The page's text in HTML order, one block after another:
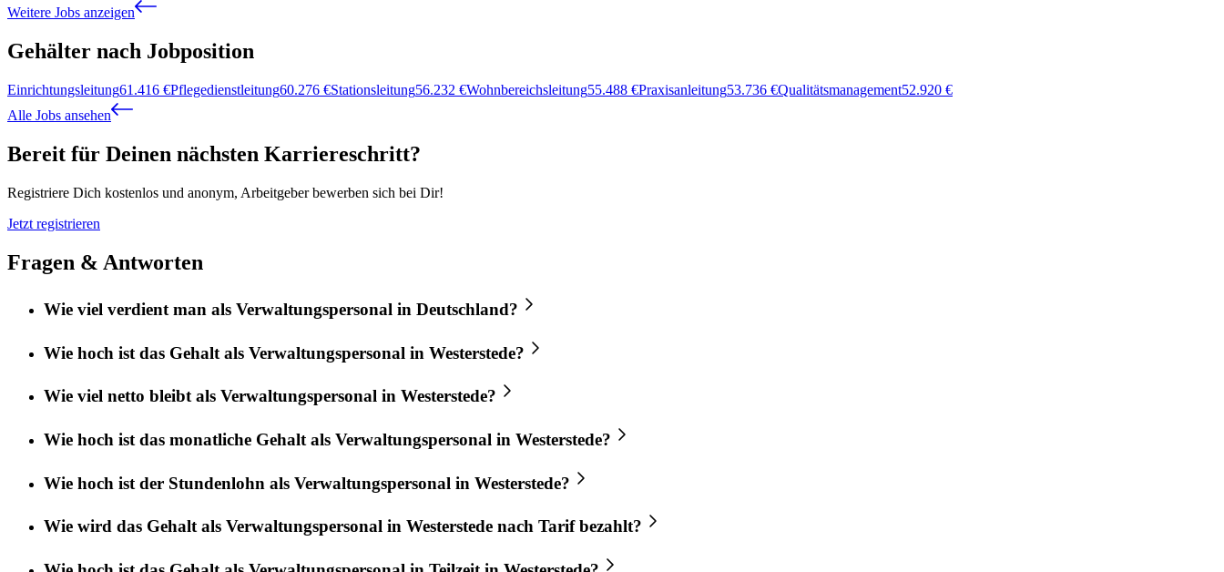
Weitere Jobs anzeigen
Gehälter nach Jobposition
Einrichtungsleitung61.416 €Pflegedienstleitung60.276 €Stationsleitung56.232 €Wohnbereichsleitung55.488 €Praxisanleitung53.736 €Qualitätsmanagement52.920 €
Alle Jobs ansehen
Bereit für Deinen nächsten Karriereschritt?
Registriere Dich kostenlos und anonym, Arbeitgeber bewerben sich bei Dir!
Jetzt registrieren
Fragen & Antworten
Wie viel verdient man als Verwaltungspersonal in Deutschland?
Wie hoch ist das Gehalt als Verwaltungspersonal in Westerstede?
Wie viel netto bleibt als Verwaltungspersonal in Westerstede?
Wie hoch ist das monatliche Gehalt als Verwaltungspersonal in Westerstede?
Wie hoch ist der Stundenlohn als Verwaltungspersonal in Westerstede?
Wie wird das Gehalt als Verwaltungspersonal in Westerstede nach Tarif bezahlt?